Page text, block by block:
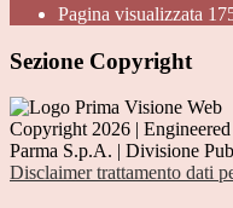
Pagina visualizzata
Sezione Copyright
Copyright 2026 |
Parma S.p.A. | Divisione
Disclaimer trattamento dati